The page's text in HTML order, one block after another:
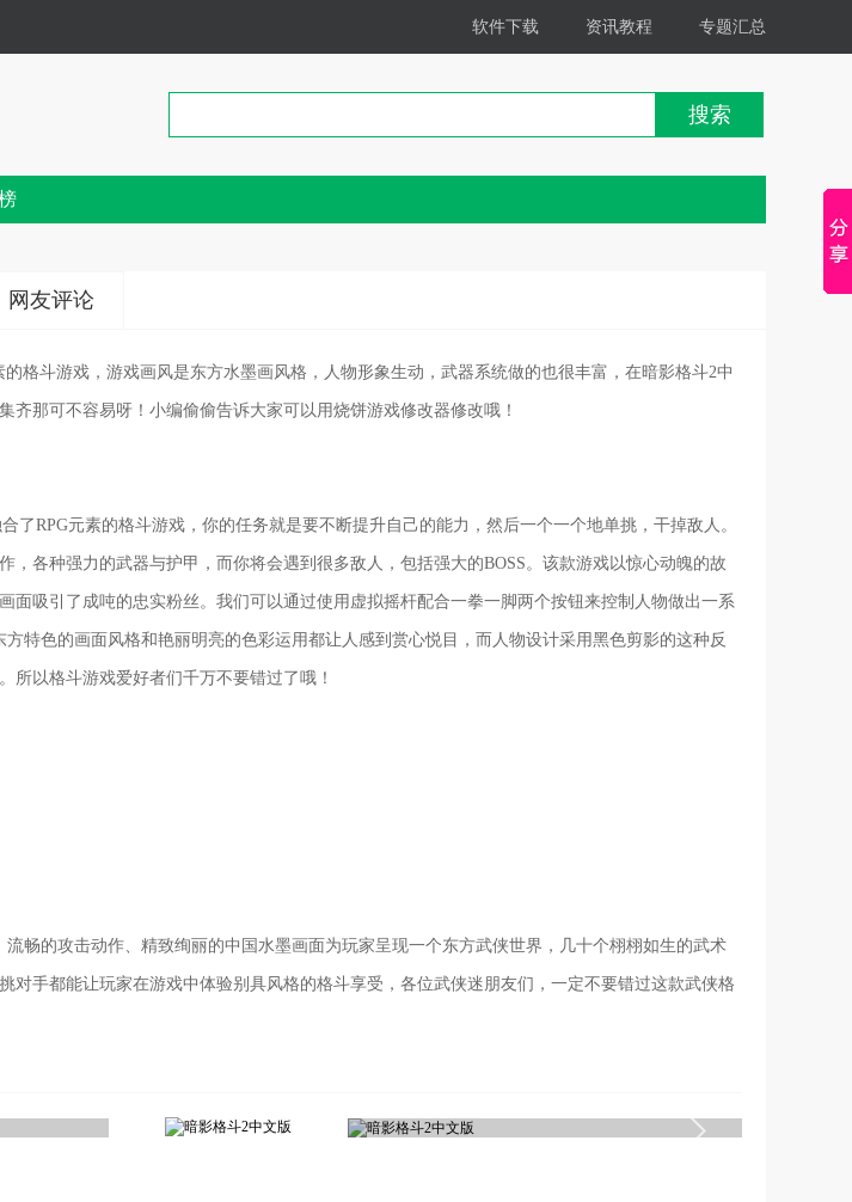
软件下载 资讯教程 专题汇总
搜索
网友评论
的格斗游戏，游戏画风是东方水墨画风格，人物形象生动，武器系统做的也很丰富，在暗影格斗2中
齐那可不容易呀！小编偷偷告诉大家可以用烧饼游戏修改器修改哦！
合了RPG元素的格斗游戏，你的任务就是要不断提升自己的能力，然后一个一个地单挑，干掉敌人。
，各种强力的武器与护甲，而你将会遇到很多敌人，包括强大的BOSS。该款游戏以惊心动魄的故
面吸引了成吨的忠实粉丝。我们可以通过使用虚拟摇杆配合一拳一脚两个按钮来控制人物做出一系
特色的画面风格和艳丽明亮的色彩运用都让人感到赏心悦目，而人物设计采用黑色剪影的这种反
所以格斗游戏爱好者们千万不要错过了哦！
流畅的攻击动作、精致绚丽的中国水墨画面为玩家呈现一个东方武侠世界，几十个栩栩如生的武术
对手都能让玩家在游戏中体验别具风格的格斗享受，各位武侠迷朋友们，一定不要错过这款武侠格